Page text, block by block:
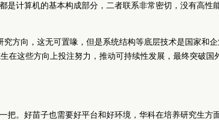
是计算机的基本构成部分，二者联系非常密切，没有高性
方向，这无可置喙，但是系统结构等底层技术是国家和企
在这些方向上投注努力，推动可持续性发展，最终突破国
把。好苗子也需要好平台和好环境，华科在培养研究生方